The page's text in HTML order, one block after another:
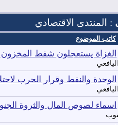
: المنتدى الاقتصادي
كاتب الموضوع
الغزاة يستعجلون شفط
الوحدة والنفط وقرار الحرب
اسماء لصوص المال والثروة